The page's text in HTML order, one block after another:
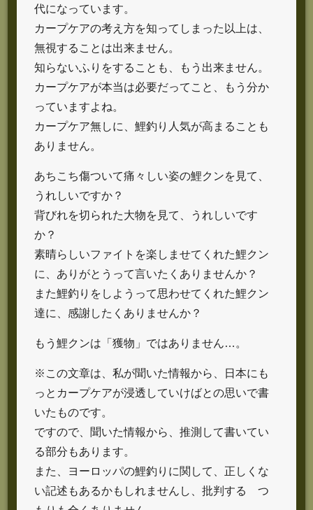
代になっています。
カープケアの考え方を知ってしまった以上は、
無視することは出来ません。
知らないふりをすることも、もう出来ません。
カープケアが本当は必要だってこと、もう分か
っていますよね。
カープケア無しに、鯉釣り人気が高まることも
ありません。
あちこち傷ついて痛々しい姿の鯉クンを見て、
うれしいですか？
背びれを切られた大物を見て、うれしいです
か？
素晴らしいファイトを楽しませてくれた鯉クン
に、ありがとうって言いたくありませんか？
また鯉釣りをしようって思わせてくれた鯉クン
達に、感謝したくありませんか？
もう鯉クンは「獲物」ではありません…。
※この文章は、私が聞いた情報から、日本にも
っとカープケアが浸透していけばとの思いで書
いたものです。
ですので、聞いた情報から、推測して書いてい
る部分もあります。
また、ヨーロッパの鯉釣りに関して、正しくな
い記述もあるかもしれませんし、批判する つ